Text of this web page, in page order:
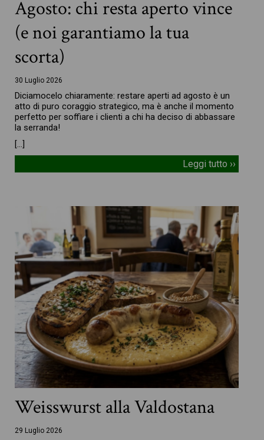
Agosto: chi resta aperto vince
(e noi garantiamo la tua
scorta)
30 Luglio 2026
Diciamocelo chiaramente: restare aperti ad agosto è un
atto di puro coraggio strategico, ma è anche il momento
perfetto per soffiare i clienti a chi ha deciso di abbassare
la serranda!
[…]
Leggi tutto ››
Weisswurst alla Valdostana
29 Luglio 2026